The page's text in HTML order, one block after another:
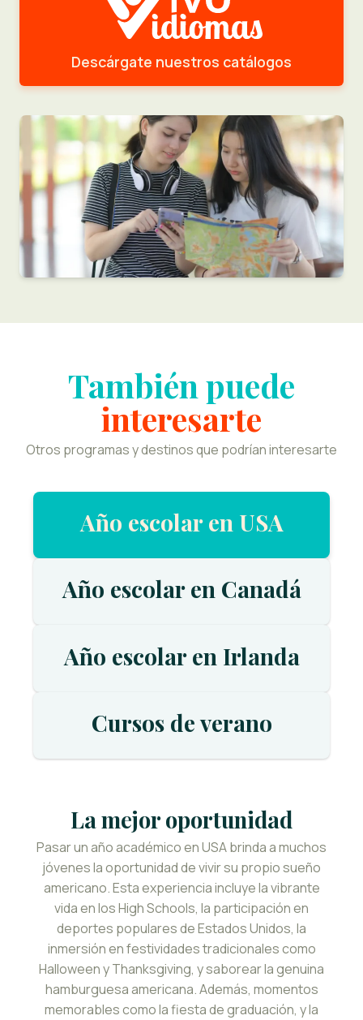
Descárgate nuestros catálogos
También puede
interesarte
Otros programas y destinos que podrían interesarte
Año escolar en USA
Año escolar en Canadá
Año escolar en Irlanda
Cursos de verano
La mejor oportunidad
Pasar un año académico en USA brinda a muchos
jóvenes la oportunidad de vivir su propio sueño
americano. Esta experiencia incluye la vibrante
vida en los High Schools, la participación en
deportes populares de Estados Unidos, la
inmersión en festividades tradicionales como
Halloween y Thanksgiving, y saborear la genuina
hamburguesa americana. Además, momentos
memorables como la fiesta de graduación, y la